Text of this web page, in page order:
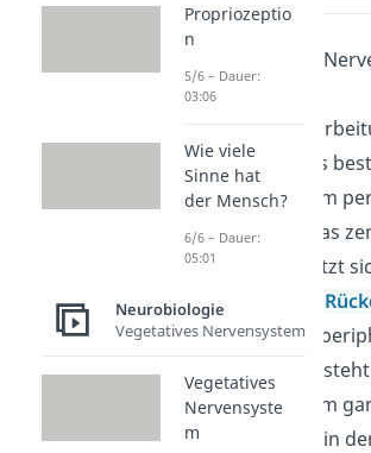
Das menschliche
für die gesamte
verantwortlich. Es
zentralen und dem
Nervensystem. Das
Nervensystem setzt
Gehirn
zusammen. Das
Nervensystem besteht
übrigenNerven
im
(Beispiel: Nerven in
Propriozeptio
n
5/6 – Dauer:
03:06
Wie viele
Sinne hat
der Mensch?
6/6 – Dauer:
05:01
Neurobiologie
Vegetatives Nervensystem
Vegetatives
Nervensyste
m